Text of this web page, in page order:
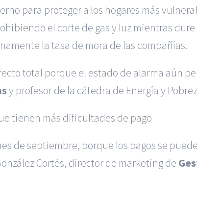
para proteger a los hogares más
el corte de gas y luz mientras
la tasa de mora de las compañías.
total porque el estado de alarma aún
y profesor de la cátedra de Energía y
tienen más dificultades de pago
de septiembre, porque los pagos se
Cortés, director de marketing de